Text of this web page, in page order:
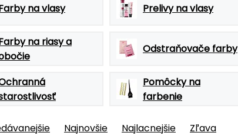
na vlasy Prelivy na vlasy
na riasy a
Odstraňovače farby
Pomôcky na
farbenie
Najnovšie Najlacnejšie Zľava